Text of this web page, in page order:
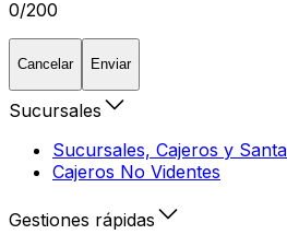
0/200
Cancelar Enviar
Sucursales
Sucursales, Cajeros y
Cajeros No Videntes
Gestiones rápidas